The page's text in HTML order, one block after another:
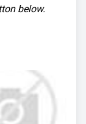
below.